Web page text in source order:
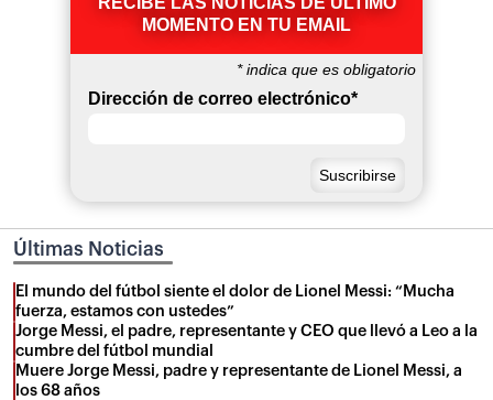
MOMENTO EN TU EMAIL
*indica que es obligatorio
Dirección de correo electrónico*
Últimas Noticias
El mundo del fútbol siente el dolor de Lionel Messi: “Mucha
fuerza, estamos con ustedes”
Jorge Messi, el padre, representante y CEO que llevó a Leo a la
cumbre del fútbol mundial
Muere Jorge Messi, padre y representante de Lionel Messi, a
los 68 años